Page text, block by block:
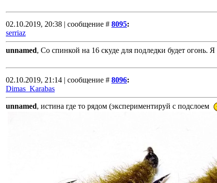
02.10.2019, 20:38 | сообщение # 8095:
serriaz
unnamed, Со спинкой на 16 скуде для подледки будет огонь.
02.10.2019, 21:14 | сообщение # 8096:
Dimas_Karabas
unnamed, истина где то рядом (экспериментируй с подслоем